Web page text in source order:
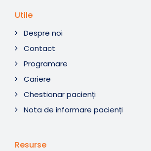
Utile
Despre noi
Contact
Programare
Cariere
Chestionar pacienți
Nota de informare pacienți
Resurse